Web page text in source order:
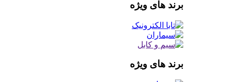
برند های ویژه
برند های ویژه